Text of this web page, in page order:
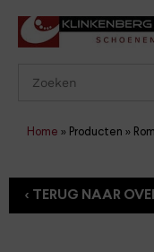
Home » Producten »